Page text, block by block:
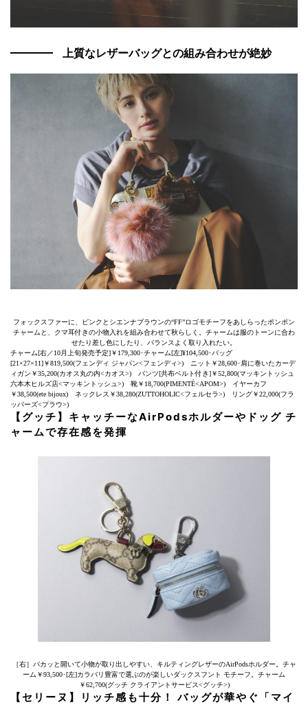
上質なレザーバッグとの組み合わせが絶妙
フォックスファーに、ピンクとシエンナブラウンの“FF”ロゴモチーフをあしらったポンポン
チャームと、クマ耳付きの小物入れを組み合わせて秋らしく。チャームは服のトーンに合わ
せたり差し色にしたり、バランスよく取り入れたい。
チャーム[右／10月上旬発売予定]￥179,300･チャーム[左]¥104,500･バッグ
[21×27×11]￥819,500(フェンディ ジャパン<フェンディ>) ニット￥28,600･肩に巻いたカーデ
ィガン￥35,200(カオス丸の内<カオス>) パンツ[共布ベルト付き]￥52,800(マッキントッシュ
六本木ヒルズ店<マッキントッシュ>) 靴￥18,700(PIMENTÉ<APOM>) イヤーカフ
￥38,500(ete bijoux) ネックレス￥38,280(ZUTTOHOLIC<フェルセラ>) リング￥22,000(フラ
ッパーズ<プラウ>)
【グッチ】キャッチーなAirPodsホルダーやドッグ チ
ャームで存在感を発揮
［右］パカッと開いて小物が取り出しやすい、キルティングレザーのAirPodsホルダー。チャ
ーム￥93,500･[左]カラバリ豊富で選ぶのが楽しいダックスフント モチーフ。チャーム
￥62,700(グッチ クライアントサービス<グッチ>)
【セリーヌ】リッチ感も十分！ バッグが華やぐ「マイ